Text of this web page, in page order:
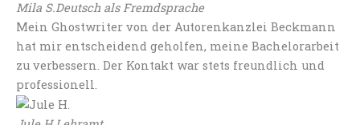
Mila S.Deutsch als Fremdsprache
Mein Ghostwriter von der Autorenkanzlei Beckmann
hat mir entscheidend geholfen, meine Bachelorarbeit
zu verbessern. Der Kontakt war stets freundlich und
professionell.